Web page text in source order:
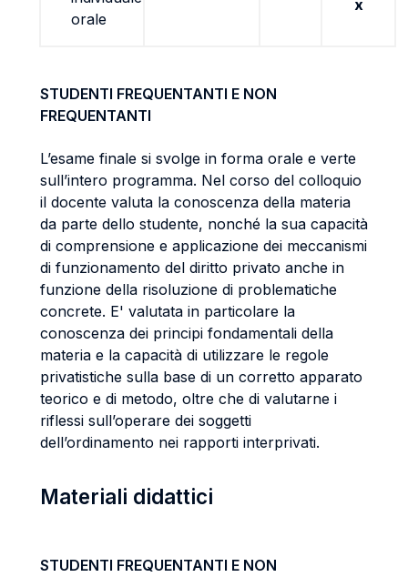
orale
x
STUDENTI FREQUENTANTI E NON
FREQUENTANTI
L’esame finale si svolge in forma orale e verte
sull’intero programma. Nel corso del colloquio
il docente valuta la conoscenza della materia
da parte dello studente, nonché la sua capacità
di comprensione e applicazione dei meccanismi
di funzionamento del diritto privato anche in
funzione della risoluzione di problematiche
concrete. E' valutata in particolare la
conoscenza dei principi fondamentali della
materia e la capacità di utilizzare le regole
privatistiche sulla base di un corretto apparato
teorico e di metodo, oltre che di valutarne i
riflessi sull’operare dei soggetti
dell’ordinamento nei rapporti interprivati.
Materiali didattici
STUDENTI FREQUENTANTI E NON